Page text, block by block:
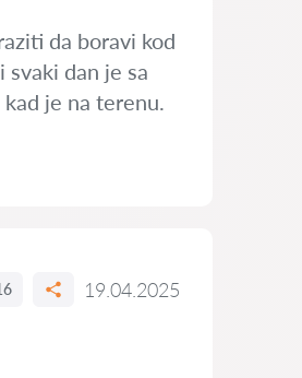
da boravi kod
svaki dan je sa
je na terenu.
19.04.2025